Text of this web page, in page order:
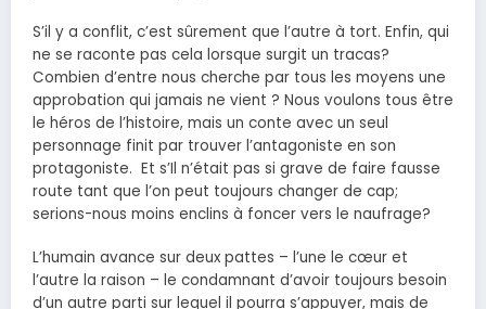
S’il y a conflit, c’est sûrement que l’autre à tort. Enfin, qui
ne se raconte pas cela lorsque surgit un tracas?
Combien d’entre nous cherche par tous les moyens une
approbation qui jamais ne vient ? Nous voulons tous être
le héros de l’histoire, mais un conte avec un seul
personnage finit par trouver l’antagoniste en son
protagoniste. Et s’Il n’était pas si grave de faire fausse
route tant que l’on peut toujours changer de cap;
serions-nous moins enclins à foncer vers le naufrage?
L’humain avance sur deux pattes – l’une le cœur et
l’autre la raison – le condamnant d’avoir toujours besoin
d’un autre parti sur lequel il pourra s’appuyer, mais de